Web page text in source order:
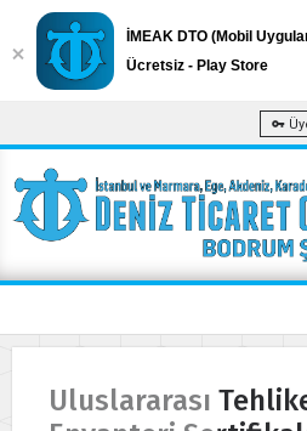
Uluslararası
İMEAK DTO (Mobil
Ücretsiz - Play Store